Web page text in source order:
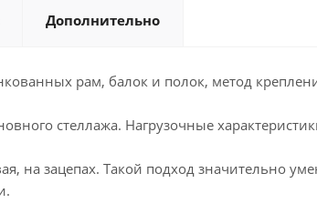
Дополнительно
рам, балок и полок, метод
стеллажа. Нагрузочные
на зацепах. Такой подход значительно